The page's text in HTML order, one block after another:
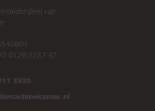
onderdeel van
0126 3237 47
3930